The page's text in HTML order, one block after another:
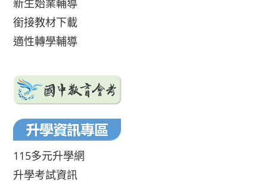
新生始業輔導
銜接教材下載
適性轉學輔導
115多元升學網
升學考試資訊